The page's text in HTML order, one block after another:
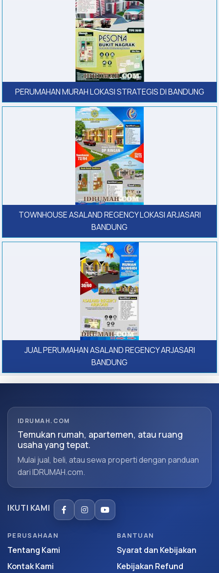
PERUMAHAN MURAH LOKASI STRATEGIS DI BANDUNG
TOWNHOUSE ASALAND REGENCY LOKASI ARJASARI
BANDUNG
JUAL PERUMAHAN ASALAND REGENCY ARJASARI
BANDUNG
IDRUMAH.COM
Temukan rumah, apartemen, atau ruang
usaha yang tepat.
Mulai jual, beli, atau sewa properti dengan panduan
dari IDRUMAH.com.
IKUTI KAMI
PERUSAHAAN
Tentang Kami
Kontak Kami
BANTUAN
Syarat dan Kebijakan
Kebijakan Refund